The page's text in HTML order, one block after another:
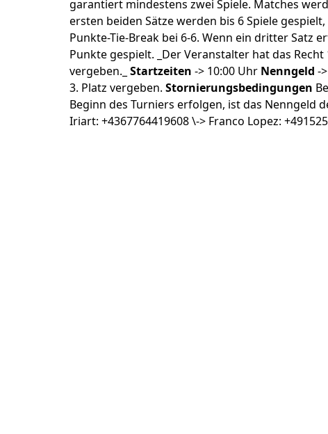
garantiert mindestens zwei Spiele. Matches
ersten beiden Sätze werden bis 6 Spiele
Punkte-Tie-Break bei 6-6. Wenn ein dritter Satz
Punkte gespielt. _Der Veranstalter hat das
vergeben._ Startzeiten -> 10:00 Uhr Nenngeld -
3. Platz vergeben. Stornierungsbedingungen
Beginn des Turniers erfolgen, ist das
Iriart: +4367764419608 \-> Franco Lopez: